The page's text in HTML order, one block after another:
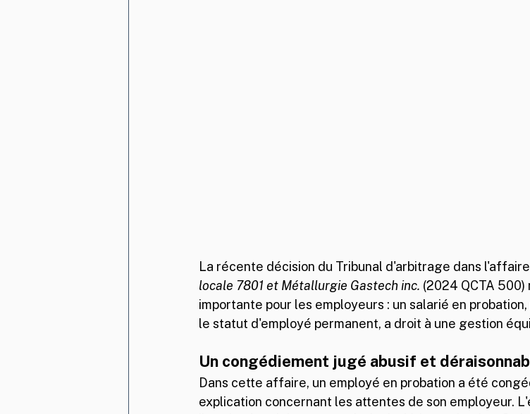
La récente décision du Tribunal d'arbitrage dans l'affaire
locale 7801 et Métallurgie Gastech inc. (2024 QCTA
importante pour les employeurs : un salarié en
le statut d'employé permanent, a droit à une gestion
Un congédiement jugé abusif et
Dans cette affaire, un employé en probation a été
explication concernant les attentes de son employeur.